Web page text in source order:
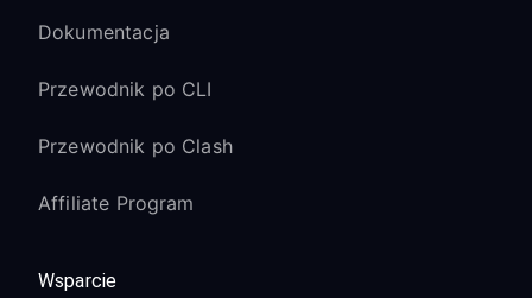
Dokumentacja
Przewodnik po CLI
Przewodnik po Clash
Affiliate Program
Wsparcie